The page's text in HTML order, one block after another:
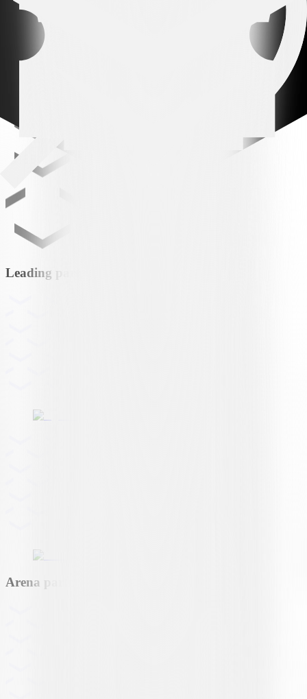
VS
FC Thun
Leading partner
Arena partner